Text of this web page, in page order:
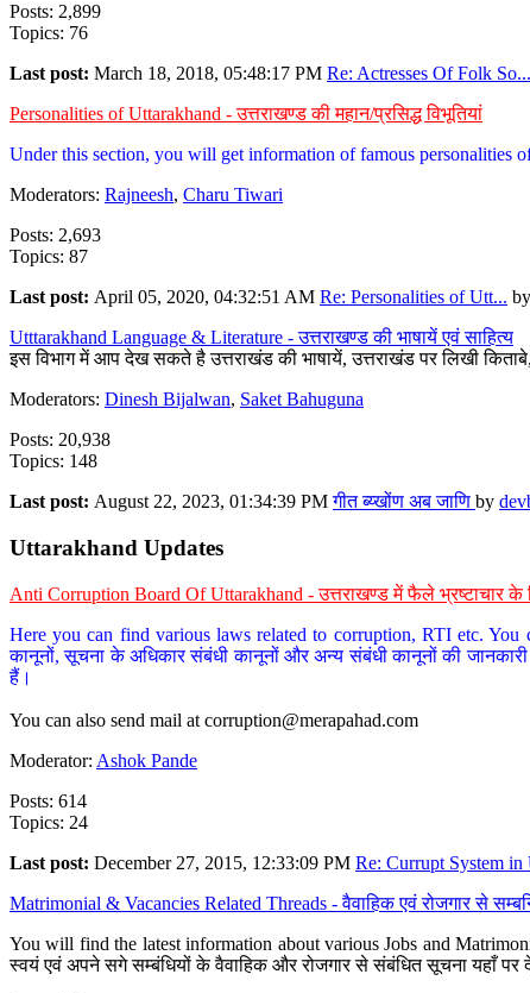
Posts: 2,899
Topics: 76
Last post: March 18, 2018, 05:48:17 PM Re: Actresses Of Folk So...
Personalities of Uttarakhand - उत्तराखण्ड की महान/प्रसिद्ध विभूतियां
Under this section, you will get information of famous personalities
Moderators: Rajneesh, Charu Tiwari
Posts: 2,693
Topics: 87
Last post: April 05, 2020, 04:32:51 AM Re: Personalities of Utt... by
Utttarakhand Language & Literature - उत्तराखण्ड की भाषायें एवं साहित्य
इस विभाग में आप देख सकते है उत्तराखंड की भाषायें, उत्तराखंड पर लिखी
Moderators: Dinesh Bijalwan, Saket Bahuguna
Posts: 20,938
Topics: 148
Last post: August 22, 2023, 01:34:39 PMगीत ब्य्खोंण अब जाणि by
Uttarakhand Updates
Anti Corruption Board Of Uttarakhand - उत्तराखण्ड में फैले भ्रष्टाचार
Here you can find various laws related to corruption, RTI etc. You
कानूनों, सूचना के अधिकार संबंधी कानूनों और अन्य संबंधी कानूनों की
हैं।
You can also send mail at corruption@merapahad.com
Moderator: Ashok Pande
Posts: 614
Topics: 24
Last post: December 27, 2015, 12:33:09 PM Re: Currupt System in
Matrimonial & Vacancies Related Threads - वैवाहिक एवं रोजगार से
You will find the latest information about various Jobs and
स्वयं एवं अपने सगे सम्बंधियों के वैवाहिक और रोजगार से संबंधित सूचना यहाँ